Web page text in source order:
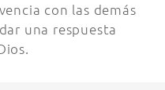
con las demás
una respuesta